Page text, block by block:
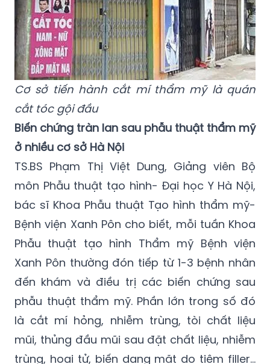
Cơ sở tiến hành cắt mí thẩm mỹ là quán
cắt tóc gội đầu
Biến chứng tràn lan sau phẫu thuật thẩm mỹ
ở nhiều cơ sở Hà Nội
TS.BS Phạm Thị Việt Dung, Giảng viên Bộ
môn Phẫu thuật tạo hình- Đại học Y Hà Nội,
bác sĩ Khoa Phẫu thuật Tạo hình thẩm mỹ-
Bệnh viện Xanh Pôn cho biết, mỗi tuần Khoa
Phẫu thuật tạo hình Thẩm mỹ Bệnh viện
Xanh Pôn thường đón tiếp từ 1-3 bệnh nhân
đến khám và điều trị các biến chứng sau
phẫu thuật thẩm mỹ. Phần lớn trong số đó
là cắt mí hỏng, nhiễm trùng, tòi chất liệu
mũi, thủng đầu mũi sau đặt chất liệu, nhiễm
trùng, hoại tử, biến dạng mặt do tiêm filler...